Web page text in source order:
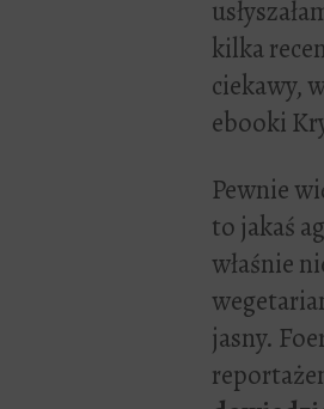
kilka
ciekawy,
ebooki
Pewnie
to jakaś
właśnie
jasny.